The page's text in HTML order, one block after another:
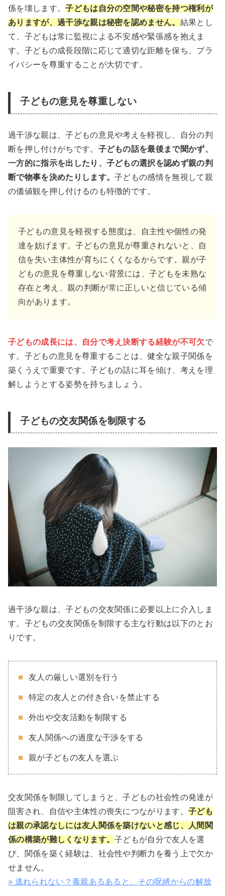
係を壊します。子どもは自分の空間や秘密を持つ権利が
ありますが、過干渉な親は秘密を認めません。 結果とし
て、子どもは常に監視による不安感や緊張感を抱えま
す。子どもの成長段階に応じて適切な距離を保ち、プラ
イバシーを尊重することが大切です。
子どもの意見を尊重しない
過干渉な親は、子どもの意見や考えを軽視し、自分の判
断を押し付けがちです。 子どもの話を最後まで聞かず、
一方的に指示を出したり、子どもの選択を認めず親の判
断で物事を決めたりします。子どもの感情を無視して親
の価値観を押し付けるのも特徴的です。
子どもの意見を軽視する態度は、自主性や個性の発
達を妨げます。子どもの意見が尊重されないと、自
信を失い主体性が育ちにくくなるからです。親が子
どもの意見を尊重しない背景には、子どもを未熟な
存在と考え、親の判断が常に正しいと信じている傾
向があります。
子どもの成長には、自分で考え決断する経験が不可欠で
す。子どもの意見を尊重することは、健全な親子関係を
築くうえで重要です。子どもの話に耳を傾け、考えを理
解しようとする姿勢を持ちましょう。
子どもの交友関係を制限する
過干渉な親は、子どもの交友関係に必要以上に介入しま
す。子どもの交友関係を制限する主な行動は以下のとお
りです。
友人の厳しい選別を行う
特定の友人との付き合いを禁止する
外出や交友活動を制限する
友人関係への過度な干渉をする
親が子どもの友人を選ぶ
交友関係を制限してしまうと、子どもの社会性の発達が
阻害され、自信や主体性の喪失につながります。子ども
は親の承認なしには友人関係を築けないと感じ、人間関
係の構築が難しくなります。子どもが自分で友人を選
び、関係を築く経験は、社会性や判断力を養う上で欠か
せません。
» 逃れられない？毒親あるあると、その呪縛からの解放